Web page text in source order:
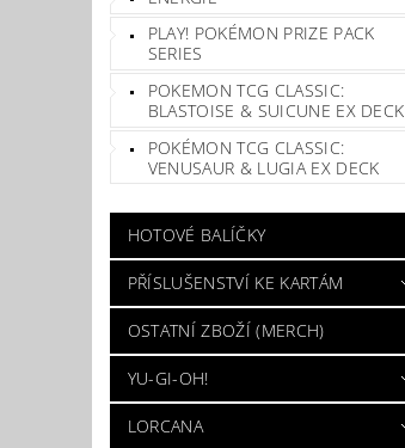
PLAY! POKÉMON PRIZE PACK
SERIES
POKEMON TCG CLASSIC:
BLASTOISE & SUICUNE EX DECK
POKÉMON TCG CLASSIC:
VENUSAUR & LUGIA EX DECK
HOTOVÉ BALÍČKY
PŘÍSLUŠENSTVÍ KE KARTÁM
OSTATNÍ ZBOŽÍ (MERCH)
YU-GI-OH!
LORCANA